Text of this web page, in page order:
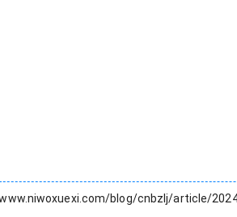
blog/cnbzlj/article/